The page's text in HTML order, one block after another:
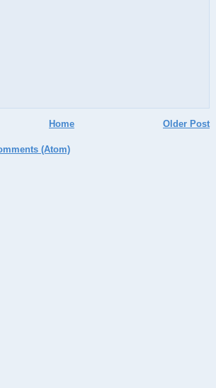
Older Post
Home
(Atom)